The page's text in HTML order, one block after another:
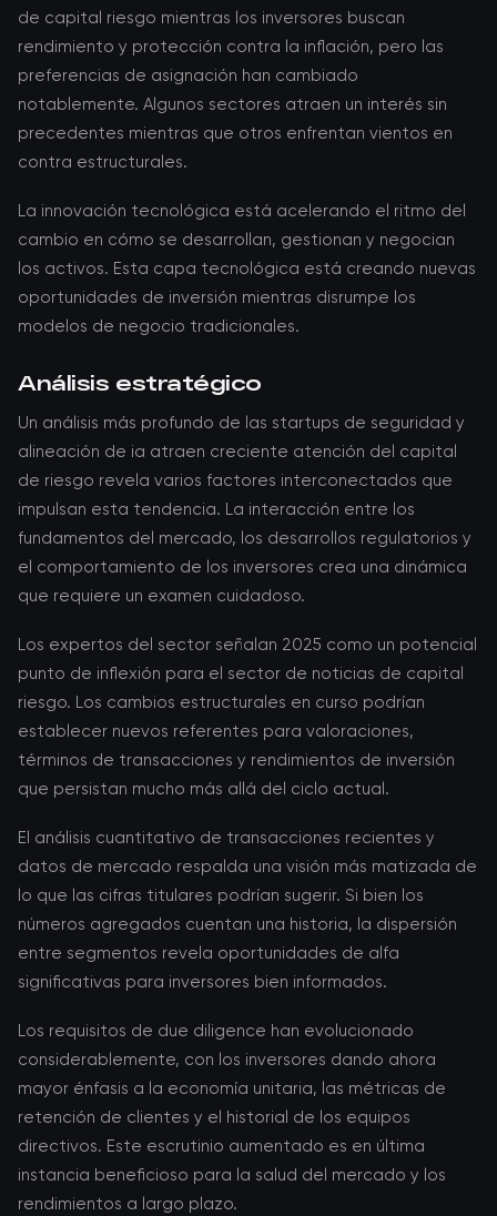
de capital riesgo mientras los inversores buscan
rendimiento y protección contra la inflación, pero las
preferencias de asignación han cambiado
notablemente. Algunos sectores atraen un interés sin
precedentes mientras que otros enfrentan vientos en
contra estructurales.
La innovación tecnológica está acelerando el ritmo del
cambio en cómo se desarrollan, gestionan y negocian
los activos. Esta capa tecnológica está creando nuevas
oportunidades de inversión mientras disrumpe los
modelos de negocio tradicionales.
Análisis estratégico
Un análisis más profundo de las startups de seguridad y
alineación de ia atraen creciente atención del capital
de riesgo revela varios factores interconectados que
impulsan esta tendencia. La interacción entre los
fundamentos del mercado, los desarrollos regulatorios y
el comportamiento de los inversores crea una dinámica
que requiere un examen cuidadoso.
Los expertos del sector señalan 2025 como un potencial
punto de inflexión para el sector de noticias de capital
riesgo. Los cambios estructurales en curso podrían
establecer nuevos referentes para valoraciones,
términos de transacciones y rendimientos de inversión
que persistan mucho más allá del ciclo actual.
El análisis cuantitativo de transacciones recientes y
datos de mercado respalda una visión más matizada de
lo que las cifras titulares podrían sugerir. Si bien los
números agregados cuentan una historia, la dispersión
entre segmentos revela oportunidades de alfa
significativas para inversores bien informados.
Los requisitos de due diligence han evolucionado
considerablemente, con los inversores dando ahora
mayor énfasis a la economía unitaria, las métricas de
retención de clientes y el historial de los equipos
directivos. Este escrutinio aumentado es en última
instancia beneficioso para la salud del mercado y los
rendimientos a largo plazo.